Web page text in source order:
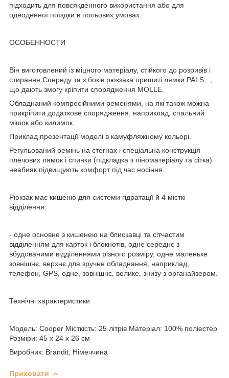
підходить для повсякденного використання або для
одноденної поїздки в польових умовах.
ОСОБЕННОСТИ
Він виготовлений із міцного матеріалу, стійкого до розривів і
стирання.Спереду та з боків рюкзака пришиті лямки PALS, ,
що дають змогу кріпити спорядження MOLLE.
Обладнаний компресійними ременями, на які також можна
прикріпити додаткове спорядження, наприклад, спальний
мішок або килимок.
Приклад презентації моделі в камуфляжному кольорі.
Регульований ремінь на стегнах і спеціальна конструкція
плечових лямок і спинки (підкладка з піноматеріалу та сітка)
неабияк підвищують комфорт під час носіння.
Рюкзак має кишеню для системи гідратації й 4 місткі
відділення:
- одне основне з кишенею на блискавці та сітчастим
відділенням для карток і блокнотів, одне середнє з
вбудованими відділеннями різного розміру, одне маленьке
зовнішнє, верхнє для зручне обладнання, наприклад,
телефон, GPS, одне, зовнішнє, велике, знизу з органайзером.
Технічні характеристики
Модель: Cooper Місткість: 25 літрів Матеріал: 100% поліестер
Розміри: 45 х 24 х 26 см
Виробник: Brandit, Німеччина
Приховати